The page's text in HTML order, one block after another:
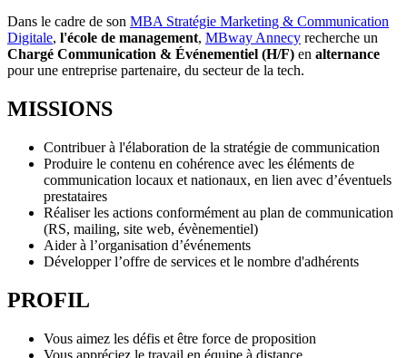
Dans le cadre de son MBA Stratégie Marketing & Communication
Digitale, l'école de management, MBway Annecy recherche un
Chargé Communication & Événementiel (H/F) en alternance
pour une entreprise partenaire, du secteur de la tech.
MISSIONS
Contribuer à l'élaboration de la stratégie de communication
Produire le contenu en cohérence avec les éléments de
communication locaux et nationaux, en lien avec d’éventuels
prestataires
Réaliser les actions conformément au plan de communication
(RS, mailing, site web, évènementiel)
Aider à l’organisation d’événements
Développer l’offre de services et le nombre d'adhérents
PROFIL
Vous aimez les défis et être force de proposition
Vous appréciez le travail en équipe à distance